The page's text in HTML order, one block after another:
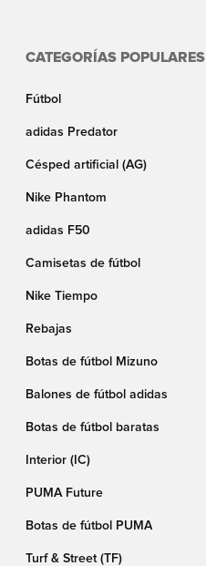
CATEGORÍAS POPULARES
Fútbol
adidas Predator
Césped artificial (AG)
Nike Phantom
adidas F50
Camisetas de fútbol
Nike Tiempo
Rebajas
Botas de fútbol Mizuno
Balones de fútbol adidas
Botas de fútbol baratas
Interior (IC)
PUMA Future
Botas de fútbol PUMA
Turf & Street (TF)